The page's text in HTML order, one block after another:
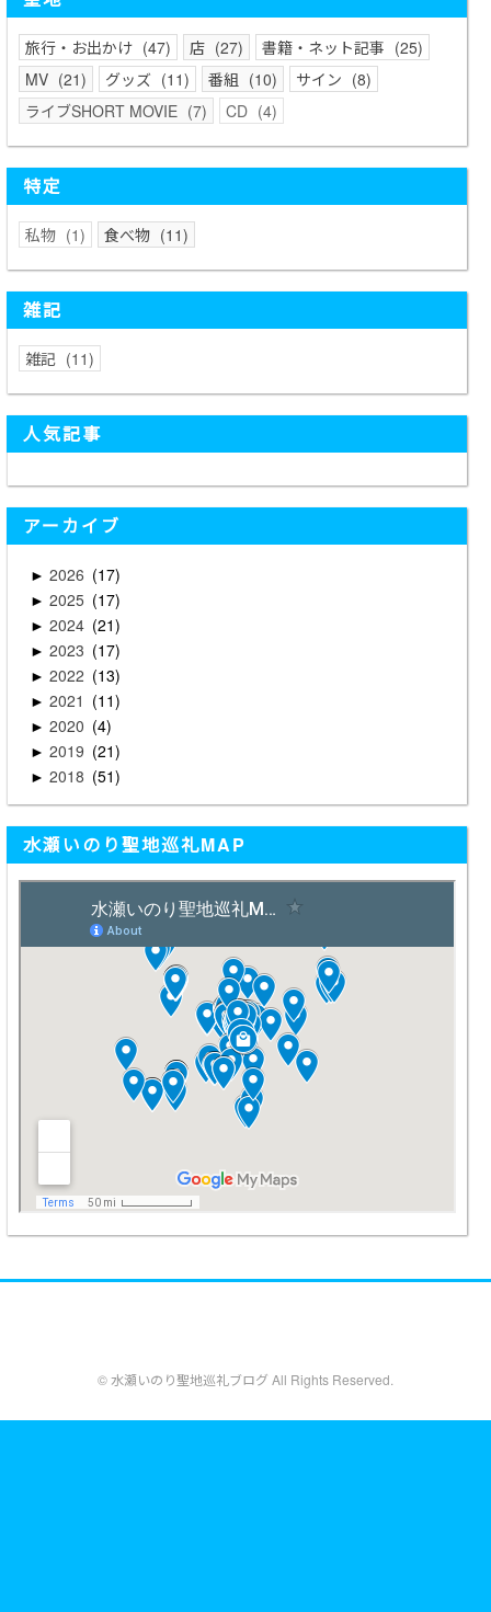
旅行・お出かけ 47 店 27 書籍・ネット記事
25
MV
21 グッズ 11 番組 10 サイン
8
ライブSHORT MOVIE
7 CD 4
特定
私物 1 食べ物 11
雑記
雑記 11
人気記事
アーカイブ
► 2026 17
► 2025 17
► 2024 21
► 2023 17
► 2022 13
► 2021 11
► 2020 4
► 2019 21
► 2018 51
水瀬いのり聖地巡礼MAP
© 水瀬いのり聖地巡礼ブログ All Rights Reserved.